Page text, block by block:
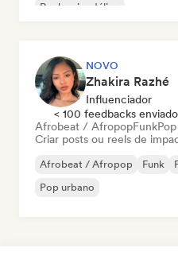
Rock psicodélico
NOVO
Zhakira Razhé
Influenciador
< 100 feedbacks
Afrobeat / AfropopFunk
Criar posts ou reels de
Afrobeat / Afropop Funk
Pop urbano